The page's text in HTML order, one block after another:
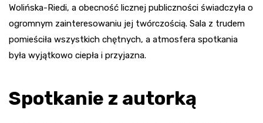
Wolińska-Riedi, a obecność licznej publiczności świadczyła o
ogromnym zainteresowaniu jej twórczością. Sala z trudem
pomieściła wszystkich chętnych, a atmosfera spotkania
była wyjątkowo ciepła i przyjazna.
Spotkanie z autorką